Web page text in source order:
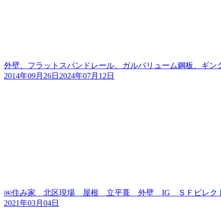
外壁、フラットスパンドレール、ガルバリューム鋼板、ギン
2014年09月26日 2024年07月12日
㈱住み家 北区現場 屋根 立平葺 外壁 IG ＳＦビレク
2021年03月04日